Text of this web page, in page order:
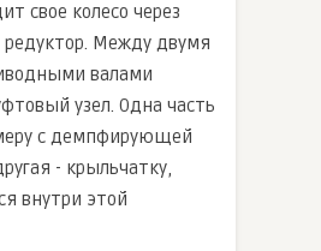
свое колесо через
Между двумя
валами
узел. Одна часть
с демпфирующей
- крыльчатку,
внутри этой